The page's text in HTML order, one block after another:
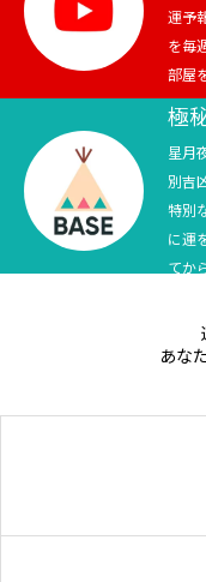
競馬
テニス四大大会・五
テニス四大大会・五輪
運予
を毎
部屋
極
星月
別吉
特別
に運
てか
あな